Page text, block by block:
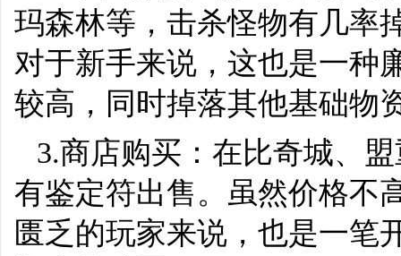
玛森林等，击杀怪物有几率
对于新手来说，这也是一种
较高，同时掉落其他基础物
3.商店购买：在比奇城、
有鉴定符出售。虽然价格不
匮乏的玩家来说，也是一笔